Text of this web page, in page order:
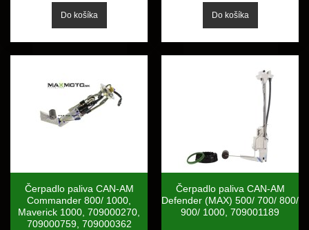
Čerpadlo paliva CAN-AM
Commander 800/ 1000,
Maverick 1000, 709000270,
709000759, 709000362
Čerpadlo paliva CAN-AM
Defender (MAX) 500/ 700/ 800/
900/ 1000, 709001189